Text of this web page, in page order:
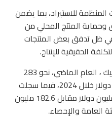
للاستيراد، بما يضمن
المنتج المحلي من
في ظل تدفق بعض المنتجات
الحقيقية للإنتاج.
وسجلت صادرات مصر من السيراميك ، العام الماضي، نحو 283
مليون دولار مقابل 273.8 مليون دولار خلال 2024، فيما سجلت
الواردات خلال 2025 نحو 185.7 مليون دولار مقابل 182.6 مليون
العامة والإحصاء.